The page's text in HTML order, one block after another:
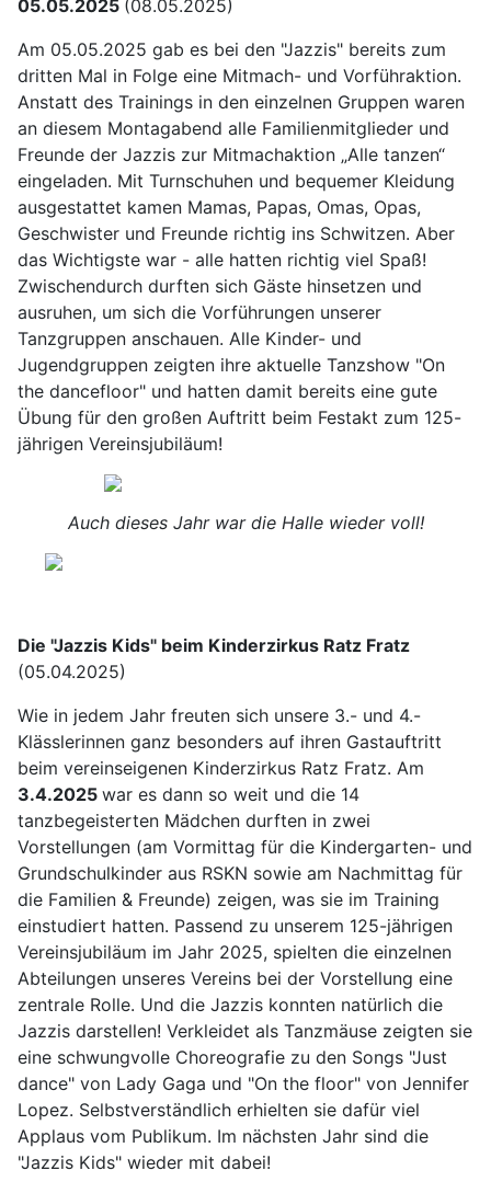
05.05.2025 (08.05.2025)
Am 05.05.2025 gab es bei den "Jazzis" bereits zum
dritten Mal in Folge eine Mitmach- und Vorführaktion.
Anstatt des Trainings in den einzelnen Gruppen waren
an diesem Montagabend alle Familienmitglieder und
Freunde der Jazzis zur Mitmachaktion „Alle tanzen“
eingeladen. Mit Turnschuhen und bequemer Kleidung
ausgestattet kamen Mamas, Papas, Omas, Opas,
Geschwister und Freunde richtig ins Schwitzen. Aber
das Wichtigste war - alle hatten richtig viel Spaß!
Zwischendurch durften sich Gäste hinsetzen und
ausruhen, um sich die Vorführungen unserer
Tanzgruppen anschauen. Alle Kinder- und
Jugendgruppen zeigten ihre aktuelle Tanzshow "On
the dancefloor" und hatten damit bereits eine gute
Übung für den großen Auftritt beim Festakt zum 125-
jährigen Vereinsjubiläum!
Auch dieses Jahr war die Halle wieder voll!
Die "Jazzis Kids" beim Kinderzirkus Ratz Fratz
(05.04.2025)
Wie in jedem Jahr freuten sich unsere 3.- und 4.-
Klässlerinnen ganz besonders auf ihren Gastauftritt
beim vereinseigenen Kinderzirkus Ratz Fratz. Am
3.4.2025 war es dann so weit und die 14
tanzbegeisterten Mädchen durften in zwei
Vorstellungen (am Vormittag für die Kindergarten- und
Grundschulkinder aus RSKN sowie am Nachmittag für
die Familien & Freunde) zeigen, was sie im Training
einstudiert hatten. Passend zu unserem 125-jährigen
Vereinsjubiläum im Jahr 2025, spielten die einzelnen
Abteilungen unseres Vereins bei der Vorstellung eine
zentrale Rolle. Und die Jazzis konnten natürlich die
Jazzis darstellen! Verkleidet als Tanzmäuse zeigten sie
eine schwungvolle Choreografie zu den Songs "Just
dance" von Lady Gaga und "On the floor" von Jennifer
Lopez. Selbstverständlich erhielten sie dafür viel
Applaus vom Publikum. Im nächsten Jahr sind die
"Jazzis Kids" wieder mit dabei!